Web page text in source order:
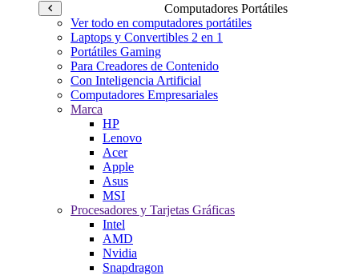
Computadores Portátiles
Ver todo en computadores portátiles
Laptops y Convertibles 2 en 1
Portátiles Gaming
Para Creadores de Contenido
Con Inteligencia Artificial
Computadores Empresariales
Marca
HP
Lenovo
Acer
Apple
Asus
MSI
Procesadores y Tarjetas Gráficas
Intel
AMD
Nvidia
Snapdragon